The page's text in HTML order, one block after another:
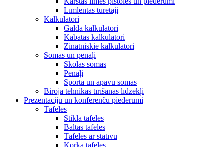
Līmlentas turētāji
Kalkulatori
Galda kalkulatori
Kabatas kalkulatori
Zinātniskie kalkulatori
Somas un penāļi
Skolas somas
Penāļi
Sporta un apavu somas
Biroja tehnikas tīrīšanas līdzekļi
Prezentāciju un konferenču piederumi
Tāfeles
Stikla tāfeles
Baltās tāfeles
Tāfeles ar statīvu
Korķa tāfeles